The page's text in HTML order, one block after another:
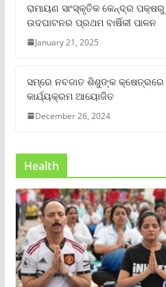
ରାମାୟଣ ସାଂସ୍କୃତିକ କେନ୍ଦ୍ର
ଉଦଘାଟନର ପ୍ରଥମ ବାର୍ଷିକୀ ପାଳନ
January 21, 2025
ସମ୍‌ରେ ନବଜାତ ଶିଶୁଙ୍କ କ୍ଷେତ୍ରରେ
କାର୍ଯ୍ୟକ୍ରମ ଆୟୋଜିତ
December 26, 2024
Health